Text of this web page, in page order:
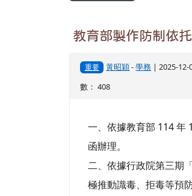
教育部製作防制依
重要 黃昭穎-學務 | 2025-
數： 408
一、依據教育部 114 年
函辦理。
二、依據行政院第三期
極推動識毒、拒毒等預